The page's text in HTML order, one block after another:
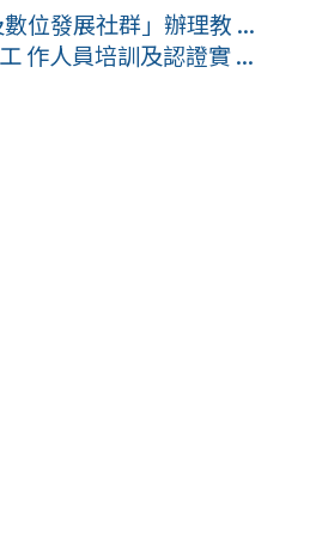
位發展社群」辦理教 ...
作人員培訓及認證實 ...